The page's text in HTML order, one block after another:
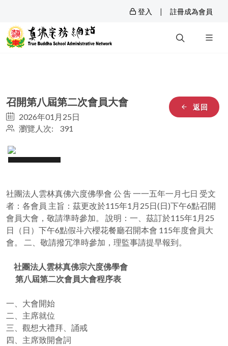
登入 | 註冊成為會員
返回
召開第八屆第二次會員大會
2026年01月25日
瀏覽人次: 391
社團法人雲林真佛六度佛學會 公 吿 一一五年一月七日 受文
者：各會員 主旨：茲更改於115年1月25日(日)下午6點召開
會員大會，敬請準時參加。 說明：一、茲訂於115年1月25
日（日）下午6點假斗六櫻花餐廳召開本會 115年度會員大
會。 二、敬請撥冗準時參加，理監事請提早報到。
社團法人雲林真佛宗六度佛學會
第八屆第二次會員大會程序表
一、大會開始
二、主席就位
三、觀想大禮拜、誦戒
四、主席致開會詞